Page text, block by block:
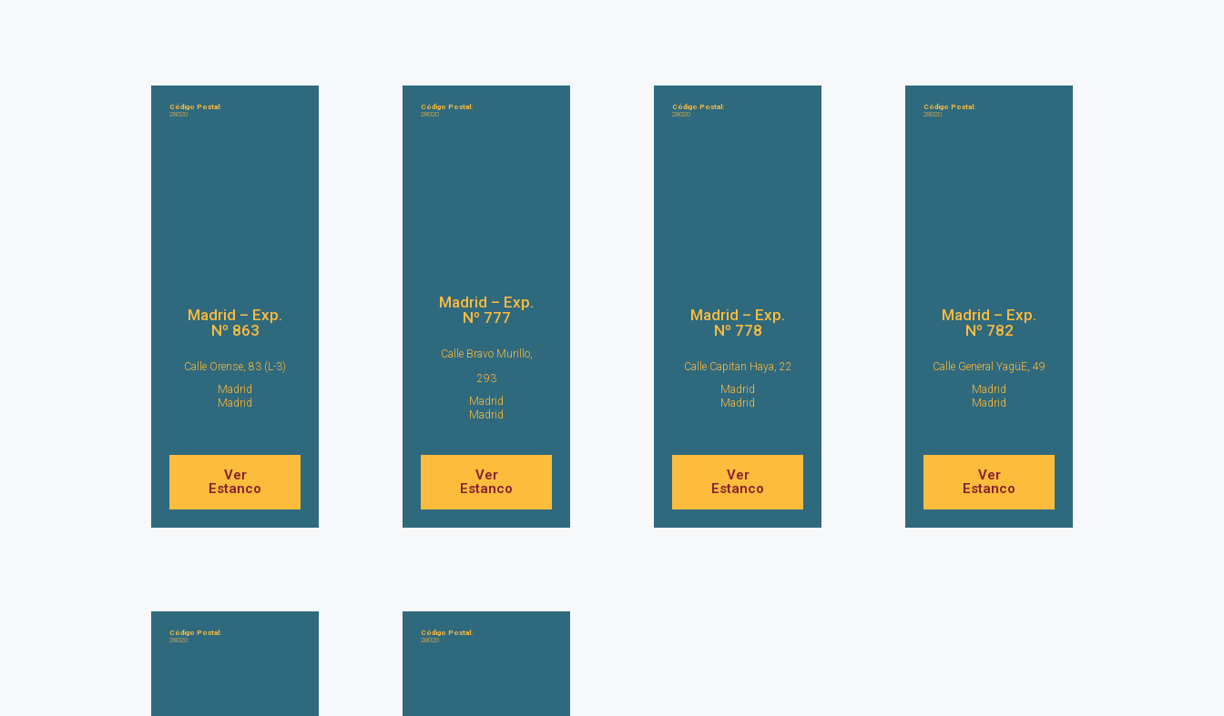
Código Postal:
28020
Madrid – Exp.
Nº 863
Calle Orense, 83 (L-3)
Madrid
Madrid
Ver
Estanco
Código Postal:
28020
Madrid – Exp.
Nº 777
Calle Bravo Murillo,
293
Madrid
Madrid
Ver
Estanco
Código Postal:
28020
Madrid – Exp.
Nº 778
Calle Capitan Haya, 22
Madrid
Madrid
Ver
Estanco
Código Postal:
28020
Madrid – Exp.
Nº 782
Calle General YagüE, 49
Madrid
Madrid
Ver
Estanco
Código Postal:
28020
Código Postal:
28020